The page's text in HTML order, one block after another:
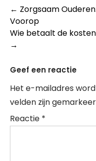
Post
navigation
← Zorgsaam
Voorop
Wie betaalt de
→
Geef een reactie
Het e-mailadres
velden zijn
Reactie *